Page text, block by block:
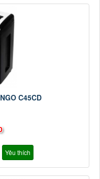
C45CD
Yêu thích